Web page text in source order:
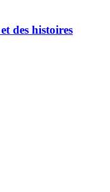
des histoires